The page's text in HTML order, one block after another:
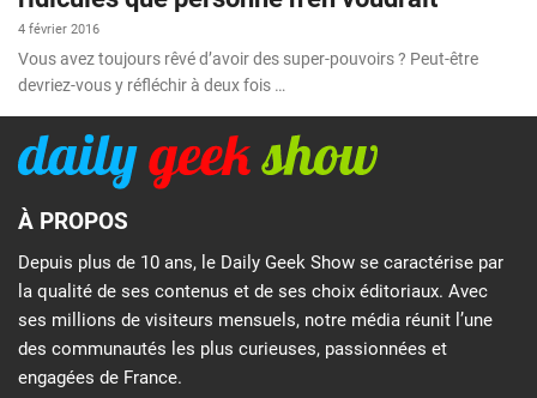
4 février 2016
Vous avez toujours rêvé d’avoir des super-pouvoirs ? Peut-être
devriez-vous y réfléchir à deux fois …
À PROPOS
Depuis plus de 10 ans, le Daily Geek Show se caractérise par
la qualité de ses contenus et de ses choix éditoriaux. Avec
ses millions de visiteurs mensuels, notre média réunit l’une
des communautés les plus curieuses, passionnées et
engagées de France.